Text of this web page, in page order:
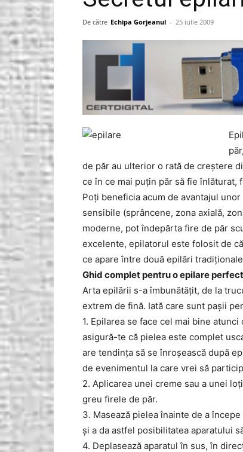
Gorjeanul.ro
De către Echipa Gorjeanul - 25 iulie 2009
de păr au ulterior o rată de creştere
ce în ce mai puţin păr să fie înlăturat,
Poţi beneficia acum de avantajul
sensibile (sprâncene, zona axială,
moderne, pot îndepărta fire de păr
excelente, epilatorul este folosit de
ce apare între două epilări
Ghid complet pentru o epilare
Arta epilării s-a îmbunătăţit, de la
extrem de fină. Iată care sunt paşii
1. Epilarea se face cel mai bine
asigură-te că pielea este complet
are tendinţa să se înroşească după
de evenimentul la care vrei să
2. Aplicarea unei creme sau a unei
greu firele de păr.
3. Masează pielea înainte de a
şi a da astfel posibilitatea aparatului
4. Deplasează aparatul în sus, în